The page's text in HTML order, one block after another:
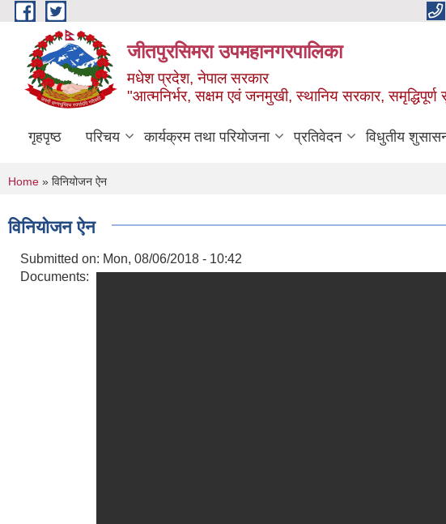
Skip to main content
जीतपुरसिमरा उपमहानगरपालिका
मधेश प्रदेश, नेपाल सरकार
"आत्मनिर्भर, सक्षम एवं जनमुखी, स्थानिय सरकार,
गृहपृष्ठ परिचय कार्यक्रम तथा परियोजना प्रतिवेदन विधुतीय
You are here
Home » विनियोजन ऐन
विनियोजन ऐन
Submitted on: Mon, 08/06/2018 - 10:42
Documents: